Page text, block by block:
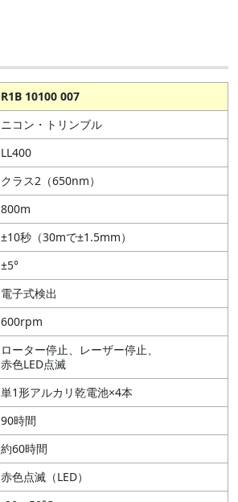
R1B 10100 007
ニコン・トリンブル
LL400
クラス2（650nm）
800m
±10秒（30mで±1.5mm）
±5°
電子式検出
600rpm
ローター停止、レーザー停止、
赤色LED点滅
単1形アルカリ乾電池×4本
90時間
約60時間
赤色点滅（LED）